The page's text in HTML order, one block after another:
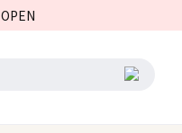
OPEN